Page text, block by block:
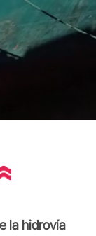
la hidrovía